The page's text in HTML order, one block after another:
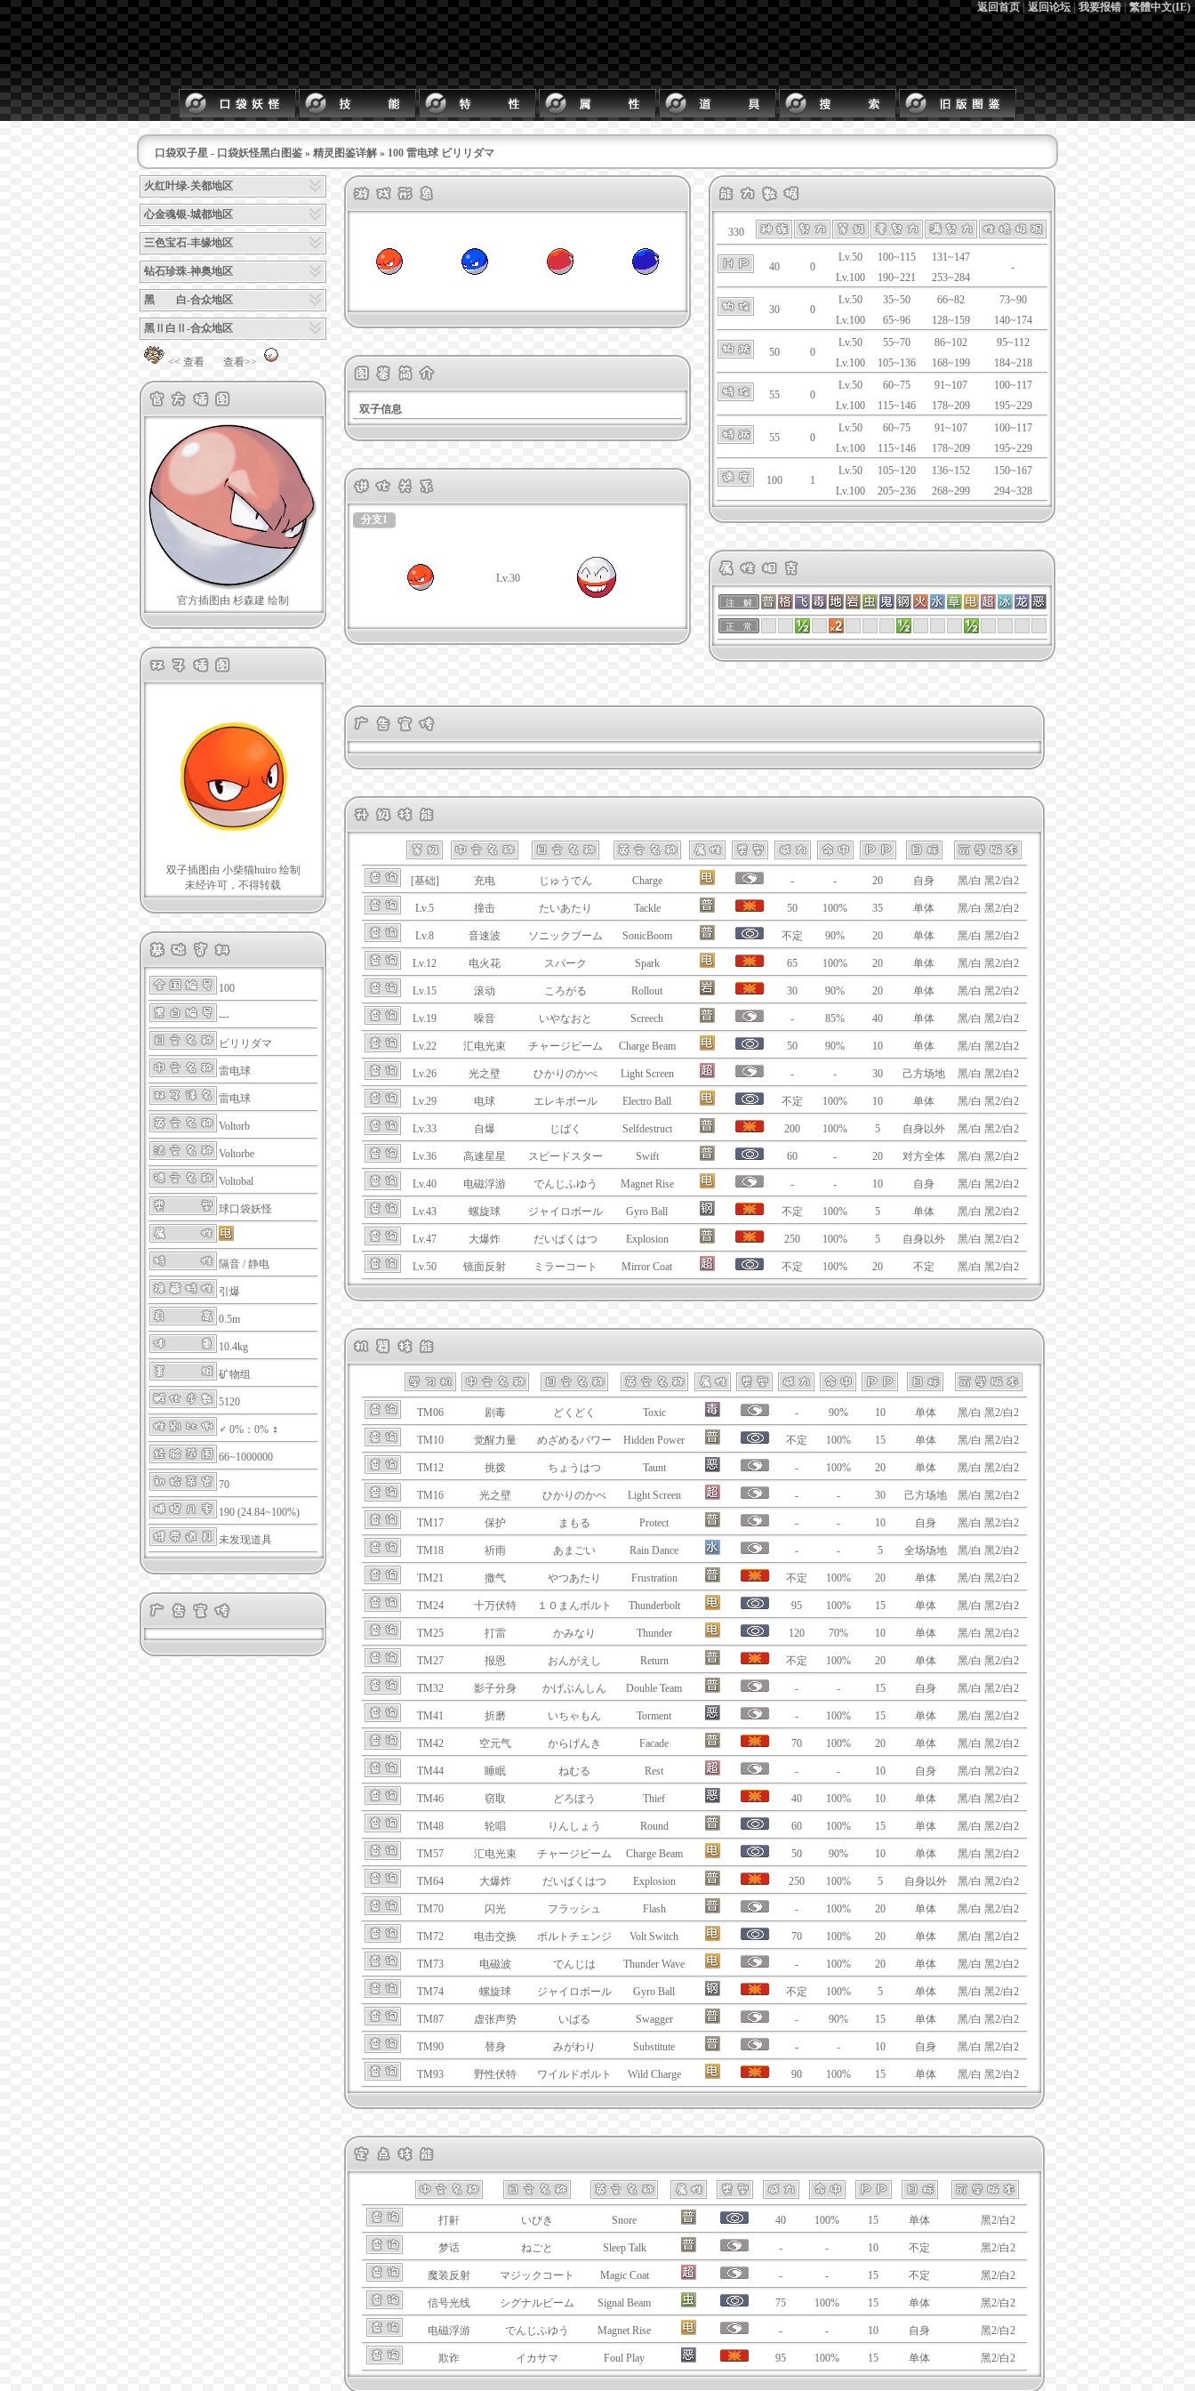
返回首页|返回论坛|我要报错|繁體中文(IE)
口袋双子星 - 口袋妖怪黑白图鉴 » 精灵图鉴详解 » 100 雷电球 ビリリダマ
火红叶绿-关都地区
心金魂银-城都地区
三色宝石-丰缘地区
钻石珍珠-神奥地区
黑 白-合众地区
黑Ⅱ白Ⅱ-合众地区
<< 查看 查看>>
官方插图由 杉森建 绘制
双子插图由 小柴猫huiro 绘制
未经许可，不得转载
100
---
ビリリダマ
雷电球
雷电球
Voltorb
Voltorbe
Voltobal
球口袋妖怪
隔音 /静电
引爆
0.5m
10.4kg
矿物组
5120
♂ 0%：0% ♀
66~1000000
70
190 (24.84~100%)
未发现道具
双子信息
分支1
Lv.30
330
40 0
Lv.50
Lv.100
100~115
190~221
131~147
253~284
-
30 0
Lv.50
Lv.100
35~50
65~96
66~82
128~159
73~90
140~174
50 0
Lv.50
Lv.100
55~70
105~136
86~102
168~199
95~112
184~218
55 0
Lv.50
Lv.100
60~75
115~146
91~107
178~209
100~117
195~229
55 0
Lv.50
Lv.100
60~75
115~146
91~107
178~209
100~117
195~229
100 1
Lv.50
Lv.100
105~120
205~236
136~152
268~299
150~167
294~328
注 解
正 常
[基础] 充电 じゅうでん Charge - - 20 自身 黑/白 黑2/白2
Lv.5 撞击 たいあたり Tackle 50 100% 35 单体 黑/白 黑2/白2
Lv.8 音速波 ソニックブーム SonicBoom 不定 90% 20 单体 黑/白 黑2/白2
Lv.12 电火花 スパーク Spark 65 100% 20 单体 黑/白 黑2/白2
Lv.15 滚动 ころがる Rollout 30 90% 20 单体 黑/白 黑2/白2
Lv.19 噪音 いやなおと Screech - 85% 40 单体 黑/白 黑2/白2
Lv.22 汇电光束 チャージビーム Charge Beam 50 90% 10 单体 黑/白 黑2/白2
Lv.26 光之壁 ひかりのかべ Light Screen - - 30 己方场地 黑/白 黑2/白2
Lv.29 电球 エレキボール Electro Ball 不定 100% 10 单体 黑/白 黑2/白2
Lv.33 自爆 じばく Selfdestruct 200 100% 5 自身以外 黑/白 黑2/白2
Lv.36 高速星星 スピードスター Swift 60 - 20 对方全体 黑/白 黑2/白2
Lv.40 电磁浮游 でんじふゆう Magnet Rise - - 10 自身 黑/白 黑2/白2
Lv.43 螺旋球 ジャイロボール Gyro Ball 不定 100% 5 单体 黑/白 黑2/白2
Lv.47 大爆炸 だいばくはつ Explosion 250 100% 5 自身以外 黑/白 黑2/白2
Lv.50 镜面反射 ミラーコート Mirror Coat 不定 100% 20 不定 黑/白 黑2/白2
TM06 剧毒 どくどく Toxic - 90% 10 单体 黑/白 黑2/白2
TM10 觉醒力量 めざめるパワー Hidden Power 不定 100% 15 单体 黑/白 黑2/白2
TM12 挑拨 ちょうはつ Taunt - 100% 20 单体 黑/白 黑2/白2
TM16 光之壁 ひかりのかべ Light Screen - - 30 己方场地 黑/白 黑2/白2
TM17 保护 まもる Protect - - 10 自身 黑/白 黑2/白2
TM18 祈雨 あまごい Rain Dance - - 5 全场场地 黑/白 黑2/白2
TM21 撒气 やつあたり Frustration 不定 100% 20 单体 黑/白 黑2/白2
TM24 十万伏特 １０まんボルト Thunderbolt 95 100% 15 单体 黑/白 黑2/白2
TM25 打雷 かみなり Thunder 120 70% 10 单体 黑/白 黑2/白2
TM27 报恩 おんがえし Return 不定 100% 20 单体 黑/白 黑2/白2
TM32 影子分身 かげぶんしん Double Team - - 15 自身 黑/白 黑2/白2
TM41 折磨 いちゃもん Torment - 100% 15 单体 黑/白 黑2/白2
TM42 空元气 からげんき Facade 70 100% 20 单体 黑/白 黑2/白2
TM44 睡眠 ねむる Rest - - 10 自身 黑/白 黑2/白2
TM46 窃取 どろぼう Thief 40 100% 10 单体 黑/白 黑2/白2
TM48 轮唱 りんしょう Round 60 100% 15 单体 黑/白 黑2/白2
TM57 汇电光束 チャージビーム Charge Beam 50 90% 10 单体 黑/白 黑2/白2
TM64 大爆炸 だいばくはつ Explosion 250 100% 5 自身以外 黑/白 黑2/白2
TM70 闪光 フラッシュ Flash - 100% 20 单体 黑/白 黑2/白2
TM72 电击交换 ボルトチェンジ Volt Switch 70 100% 20 单体 黑/白 黑2/白2
TM73 电磁波 でんじは Thunder Wave - 100% 20 单体 黑/白 黑2/白2
TM74 螺旋球 ジャイロボール Gyro Ball 不定 100% 5 单体 黑/白 黑2/白2
TM87 虚张声势 いばる Swagger - 90% 15 单体 黑/白 黑2/白2
TM90 替身 みがわり Substitute - - 10 自身 黑/白 黑2/白2
TM93 野性伏特 ワイルドボルト Wild Charge 90 100% 15 单体 黑/白 黑2/白2
打鼾 いびき Snore 40 100% 15 单体 黑2/白2
梦话 ねごと Sleep Talk - - 10 不定 黑2/白2
魔装反射 マジックコート Magic Coat - - 15 不定 黑2/白2
信号光线 シグナルビーム Signal Beam 75 100% 15 单体 黑2/白2
电磁浮游 でんじふゆう Magnet Rise - - 10 自身 黑2/白2
欺诈 イカサマ Foul Play 95 100% 15 单体 黑2/白2